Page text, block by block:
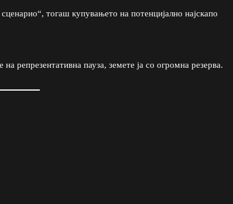
тогаш купувањето на потенцијално најскапо
репрезентативна пауза, земете ја со огромна резерва.